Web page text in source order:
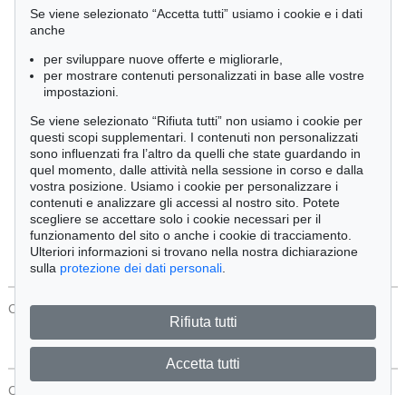
Cimelia
Ordine:
Tutti gli oggetti
Solo offerte attuali
Solo oggetti venduti
Cerca
CONTATTI Protezione Dei Dati
CONTATTI
Se viene selezionato “Accetta tutti” usiamo i cookie e i dati
anche
per sviluppare nuove offerte e migliorarle,
per mostrare contenuti personalizzati in base alle vostre
impostazioni.
Se viene selezionato “Rifiuta tutti” non usiamo i cookie per
questi scopi supplementari. I contenuti non personalizzati
sono influenzati fra l’altro da quelli che state guardando in
quel momento, dalle attività nella sessione in corso e dalla
vostra posizione. Usiamo i cookie per personalizzare i
contenuti e analizzare gli accessi al nostro sito. Potete
scegliere se accettare solo i cookie necessari per il
funzionamento del sito o anche i cookie di tracciamento.
Ulteriori informazioni si trovano nella nostra dichiarazione
sulla protezione dei dati personali
Rifiuta tutti
Accetta tutti